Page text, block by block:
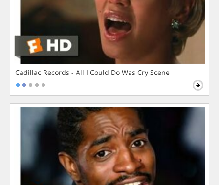
Cadillac Records - All I Could Do Was Cry Scene